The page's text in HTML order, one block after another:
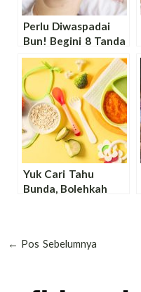
Perlu Diwaspadai
Bun! Begini 8 Tanda
Bayi Kekurangan
ASI
Yuk Cari Tahu
Bunda, Bolehkah
← Pos Sebelumnya